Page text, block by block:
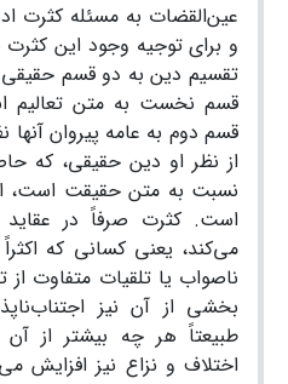
عین‌القضات به مسئله کثرت
و برای توجیه وجود این کثرت
تقسیم دین به دو قسم
قسم نخست به متن تعالیم
قسم دوم به عامه پیروان آنها
از نظر او دین حقیقی، که
نسبت به متن حقیقت است،
است. کثرت صرفاً در عقاید
می‌کند، یعنی کسانی که
ناصواب یا تلقیات متفاوت از
بخشی از آن نیز
طبیعتاً هر چه بیشتر از آن
اختلاف و نزاع نیز افزایش